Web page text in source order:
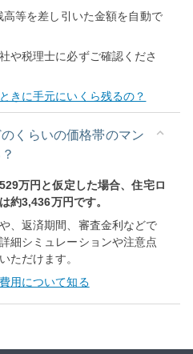
等を差し引いた金額を自動で
や税理士に必ずご確認くださ
きに手元にいくら残るの？
くらいの価格帯のマン
万円と仮定した場合、住宅ロ
約3,436万円です。
、返済期間、審査金利などで
細シミュレーションや注意点
ただけます。
用について知る